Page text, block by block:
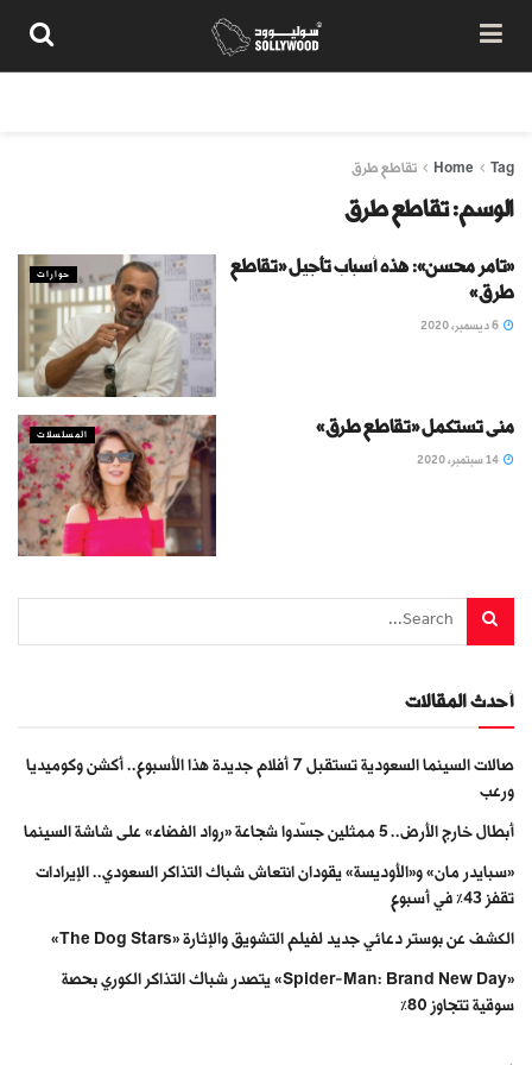
Home Tag تقاطع طرق
الوسم:تقاطع طرق
حوارات
«تامر محسن»: هذه أسباب تأجيل «تقاطع
طرق»
المسلسلات منى تستكمل «تقاطع طرق»
أحدث المقالات
صالات السينما السعودية تستقبل 7 أفلام جديدة هذا الأسبوع.. أكشن وكوميديا
ورعب
أبطال خارج الأرض.. 5 ممثلين جسّدوا شجاعة «رواد الفضاء» على شاشة السينما
«سبايدر مان» و«الأوديسة» يقودان انتعاش شباك التذاكر السعودي.. الإيرادات
تقفز 43% في أسبوع
الكشف عن بوستر دعائي جديد لفيلم التشويق والإثارة «The Dog Stars»
«Spider-Man: Brand New Day» يتصدر شباك التذاكر الكوري بحصة
سوقية تتجاوز 80%